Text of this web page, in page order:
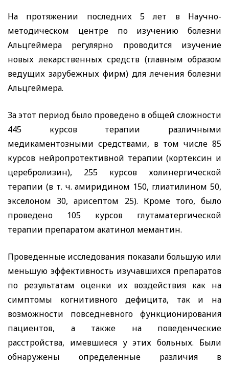
На протяжении последних 5 лет в Научно-
методическом центре по изучению болезни
Альцгеймера регулярно проводится изучение
новых лекарственных средств (главным образом
ведущих зарубежных фирм) для лечения болезни
Альцгеймера.
За этот период было проведено в общей сложности
445 курсов терапии различными
медикаментозными средствами, в том числе 85
курсов нейропротективной терапии (кортексин и
церебролизин), 255 курсов холинергической
терапии (в т. ч. амиридином 150, глиатилином 50,
экселоном 30, арисептом 25). Кроме того, было
проведено 105 курсов глутаматергической
терапии препаратом акатинол мемантин.
Проведенные исследования показали большую или
меньшую эффективность изучавшихся препаратов
по результатам оценки их воздействия как на
симптомы когнитивного дефицита, так и на
возможности повседневного функционирования
пациентов, а также на поведенческие
расстройства, имевшиеся у этих больных. Были
обнаружены определенные различия в